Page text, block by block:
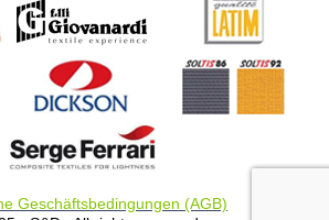
Geschäftsbedingungen (AGB)